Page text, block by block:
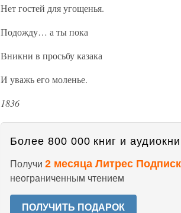
Нет гостей для угощенья.
Подожду… а ты пока
Вникни в просьбу казака
И уважь его моленье.
1836
Более 800 000 книг и
Получи 2 месяца Литрес
неограниченным чтением
ПОЛУЧИТЬ ПОДАРОК